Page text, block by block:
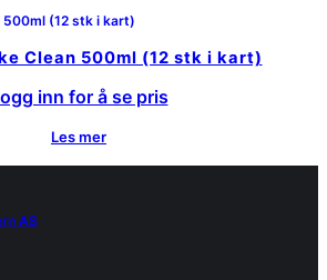
Clean 500ml (12 stk i kart)
inn for å se pris
Les mer